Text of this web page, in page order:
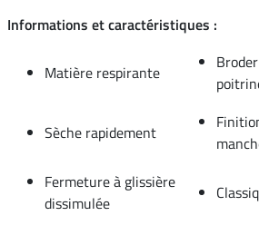
Informations et caractéristiques :
Matière respirante
Sèche rapidement
Fermeture à glissière
dissimulée